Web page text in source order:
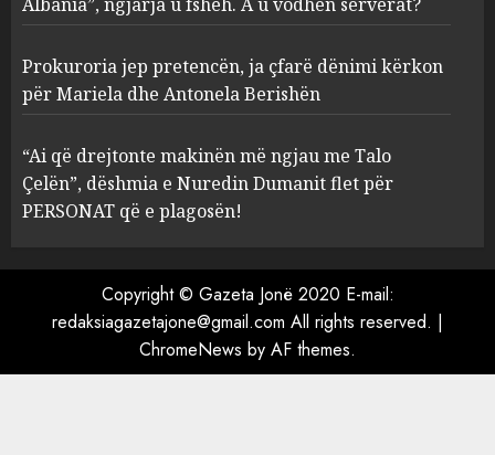
3 MARCH 25, 2025
4
Prokuroria jep pretencën, ja
çfarë dënimi kërkon për
Berishën
MARCH 25, 2025
ngjau me Talo Çelën”,
dëshmia e Nuredin Dumanit
flet për PERSONAT që e
plagosën!
Prokuroria jep pretencën, ja çfarë dënimi kërkon
për Mariela dhe Antonela Berishën
“Ai që drejtonte makinën më ngjau me Talo
Çelën”, dëshmia e Nuredin Dumanit flet për
PERSONAT që e plagosën!
Copyright © Gazeta Jonë 2020 E-mail:
redaksiagazetajone@gmail.com All rights reserved. |
ChromeNews by AF themes.